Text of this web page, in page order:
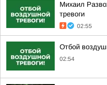
Михаил
тревоги
02:55
Отбой
02:54